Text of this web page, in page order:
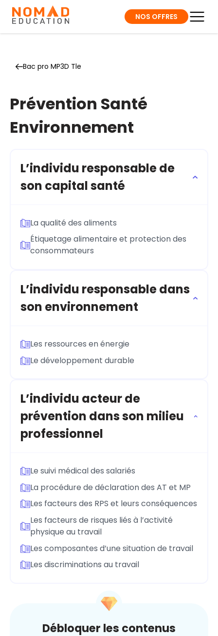
NOS OFFRES
Bac pro MP3D Tle
Prévention Santé
Environnement
L’individu responsable de
son capital santé
La qualité des aliments
Étiquetage alimentaire et protection des
consommateurs
L’individu responsable dans
son environnement
Les ressources en énergie
Le développement durable
L’individu acteur de
prévention dans son milieu
professionnel
Le suivi médical des salariés
La procédure de déclaration des AT et MP
Les facteurs des RPS et leurs conséquences
Les facteurs de risques liés à l’activité
physique au travail
Les composantes d’une situation de travail
Les discriminations au travail
Débloquer les contenus